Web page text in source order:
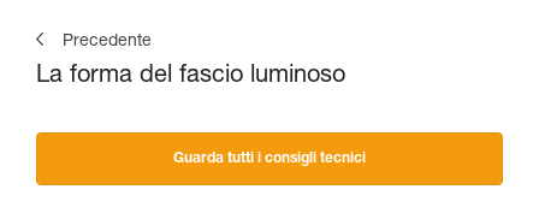
Precedente
La forma del fascio luminoso
Guarda tutti i consigli tecnici